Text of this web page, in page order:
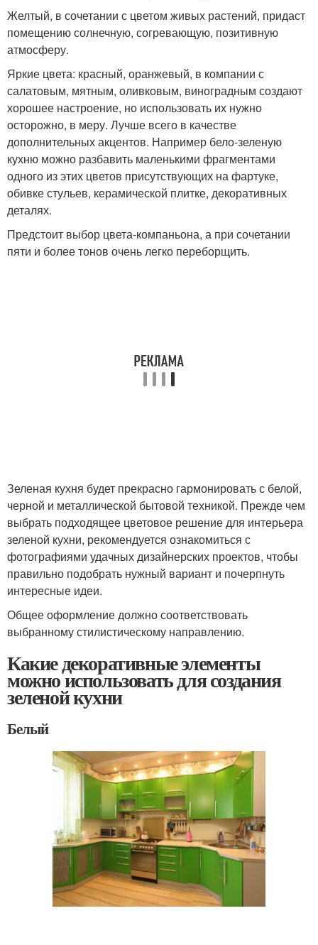
Желтый, в сочетании с цветом живых растений, придаст
помещению солнечную, согревающую, позитивную
атмосферу.
Яркие цвета: красный, оранжевый, в компании с
салатовым, мятным, оливковым, виноградным создают
хорошее настроение, но использовать их нужно
осторожно, в меру. Лучше всего в качестве
дополнительных акцентов. Например бело-зеленую
кухню можно разбавить маленькими фрагментами
одного из этих цветов присутствующих на фартуке,
обивке стульев, керамической плитке, декоративных
деталях.
Предстоит выбор цвета-компаньона, а при сочетании
пяти и более тонов очень легко переборщить.
Зеленая кухня будет прекрасно гармонировать с белой,
черной и металлической бытовой техникой. Прежде чем
выбрать подходящее цветовое решение для интерьера
зеленой кухни, рекомендуется ознакомиться с
фотографиями удачных дизайнерских проектов, чтобы
правильно подобрать нужный вариант и почерпнуть
интересные идеи.
Общее оформление должно соответствовать
выбранному стилистическому направлению.
Какие декоративные элементы
можно использовать для создания
зеленой кухни
Белый